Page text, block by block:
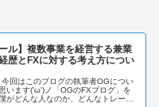
ル】複数事業を経営する兼業
歴とFXに対する考え方につい
回はこのブログの執筆者OGについ
います('ω')ノ「OGのFXブログ」を
がどんな人なのか、どんなトレーダ